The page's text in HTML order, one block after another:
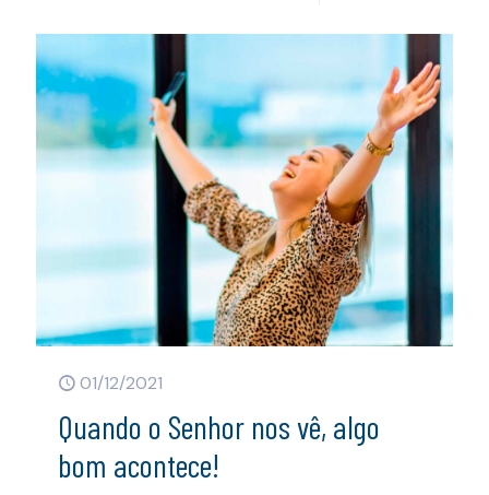
01/12/2021
Quando o Senhor nos vê, algo
bom acontece!